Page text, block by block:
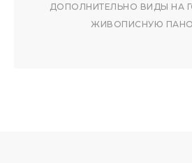
ДОПОЛНИТЕЛЬНО ВИДЫ НА
ЖИВОПИСНУЮ